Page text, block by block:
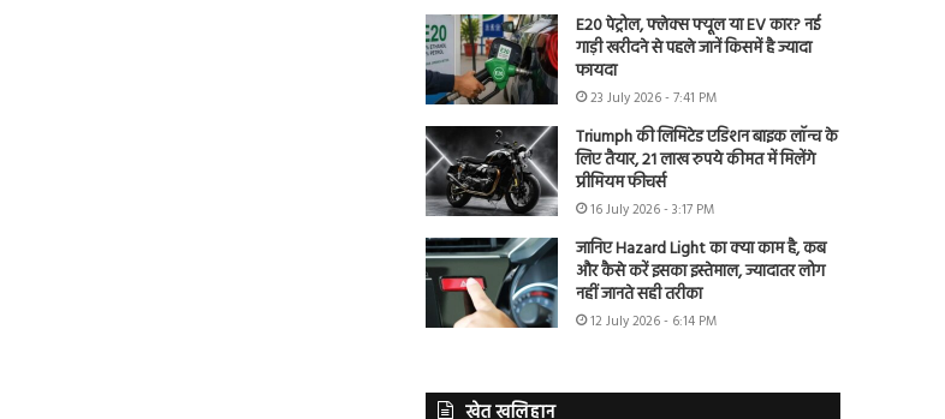
E20 पेट्रोल, फ्लेक्स फ्यूल या EV कार? नई
गाड़ी खरीदने से पहले जानें किसमें है ज्यादा
फायदा
23 July 2026 - 7:41 PM
Triumph की लिमिटेड एडिशन बाइक लॉन्च के
लिए तैयार, 21 लाख रुपये कीमत में मिलेंगे
प्रीमियम फीचर्स
16 July 2026 - 3:17 PM
जानिए Hazard Light का क्या काम है, कब
और कैसे करें इसका इस्तेमाल, ज्यादातर लोग
नहीं जानते सही तरीका
12 July 2026 - 6:14 PM